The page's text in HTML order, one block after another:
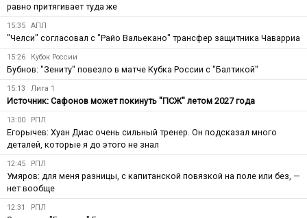
равно притягивает туда же
15:35 АПЛ
"Челси" согласовал с "Райо Вальекано" трансфер защитника Чаварриа
15:26 Кубок России
Бубнов: "Зениту" повезло в матче Кубка России с "Балтикой"
15:13 Лига 1
Источник: Сафонов может покинуть "ПСЖ" летом 2027 года
13:00 РПЛ
Егорычев: Хуан Диас очень сильный тренер. Он подсказал много
деталей, которые я до этого не знал
12:45 РПЛ
Умяров: для меня разницы, с капитанской повязкой на поле или без, —
нет вообще
12:31 РПЛ